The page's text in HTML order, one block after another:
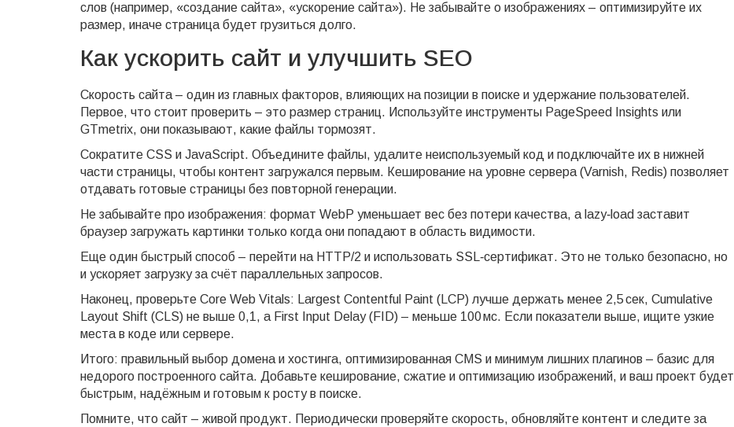
слов (например, «создание сайта», «ускорение сайта»). Не забывайте о изображениях – оптимизируйте их
размер, иначе страница будет грузиться долго.
Как ускорить сайт и улучшить SEO
Скорость сайта – один из главных факторов, влияющих на позиции в поиске и удержание пользователей.
Первое, что стоит проверить – это размер страниц. Используйте инструменты PageSpeed Insights или
GTmetrix, они показывают, какие файлы тормозят.
Сократите CSS и JavaScript. Объедините файлы, удалите неиспользуемый код и подключайте их в нижней
части страницы, чтобы контент загружался первым. Кеширование на уровне сервера (Varnish, Redis) позволяет
отдавать готовые страницы без повторной генерации.
Не забывайте про изображения: формат WebP уменьшает вес без потери качества, а lazy‑load заставит
браузер загружать картинки только когда они попадают в область видимости.
Еще один быстрый способ – перейти на HTTP/2 и использовать SSL‑сертификат. Это не только безопасно, но
и ускоряет загрузку за счёт параллельных запросов.
Наконец, проверьте Core Web Vitals: Largest Contentful Paint (LCP) лучше держать менее 2,5 сек, Cumulative
Layout Shift (CLS) не выше 0,1, а First Input Delay (FID) – меньше 100 мс. Если показатели выше, ищите узкие
места в коде или сервере.
Итого: правильный выбор домена и хостинга, оптимизированная CMS и минимум лишних плагинов – базис для
недорого построенного сайта. Добавьте кеширование, сжатие и оптимизацию изображений, и ваш проект будет
быстрым, надёжным и готовым к росту в поиске.
Помните, что сайт – живой продукт. Периодически проверяйте скорость, обновляйте контент и следите за